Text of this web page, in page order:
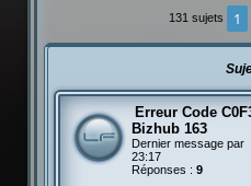
131 sujets 1
Erreur Code
Bizhub 163
Dernier message par
23:17
Réponses : 9